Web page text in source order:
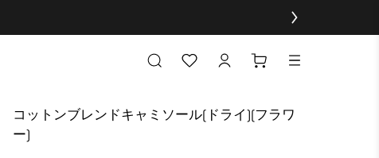
コットンブレンドキャミソール(ドライ)(フラワ
ー)